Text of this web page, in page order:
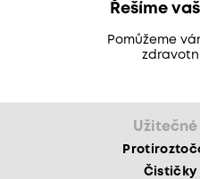
Řešíme
Pomůžeme
Čističky